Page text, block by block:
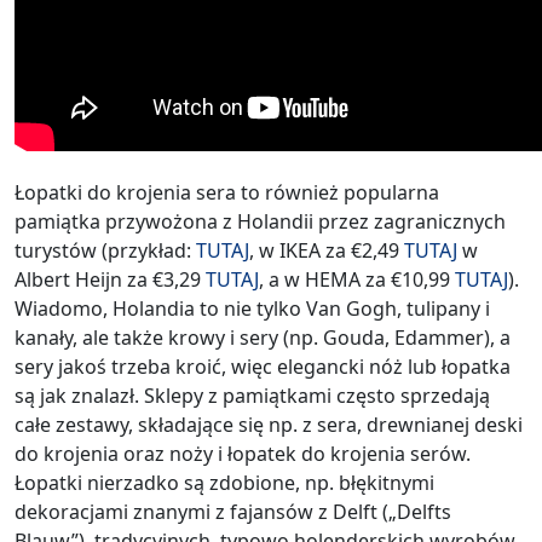
Łopatki do krojenia sera to również popularna
pamiątka przywożona z Holandii przez zagranicznych
turystów (przykład: TUTAJ, w IKEA za €2,49TUTAJ w
Albert Heijn za €3,29TUTAJ, a w HEMA za €10,99TUTAJ).
Wiadomo, Holandia to nie tylko Van Gogh, tulipany i
kanały, ale także krowy i sery (np. Gouda, Edammer), a
sery jakoś trzeba kroić, więc elegancki nóż lub łopatka
są jak znalazł. Sklepy z pamiątkami często sprzedają
całe zestawy, składające się np. z sera, drewnianej deski
do krojenia oraz noży i łopatek do krojenia serów.
Łopatki nierzadko są zdobione, np. błękitnymi
dekoracjami znanymi z fajansów z Delft („Delfts